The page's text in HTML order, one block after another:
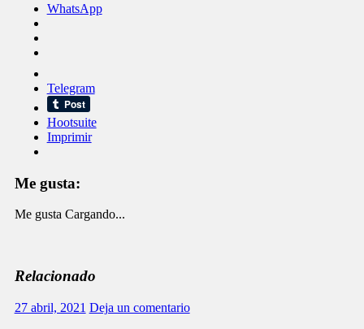
WhatsApp
Telegram
Hootsuite
Imprimir
Me gusta:
Me gusta Cargando...
Relacionado
27 abril, 2021 Deja un comentario